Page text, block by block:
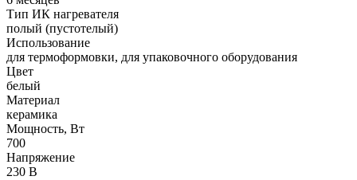
Тип ИК нагревателя
полый (пустотелый)
Использование
для термоформовки, для упаковочного оборудования
Цвет
белый
Материал
керамика
Мощность, Вт
700
Напряжение
230 В